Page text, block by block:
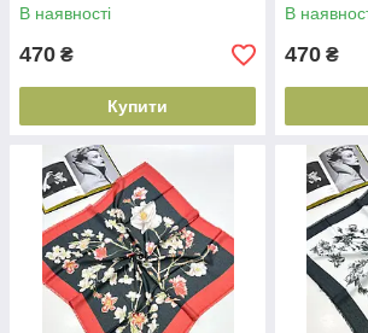
В наявності
470 ₴
Купити
В
470 ₴